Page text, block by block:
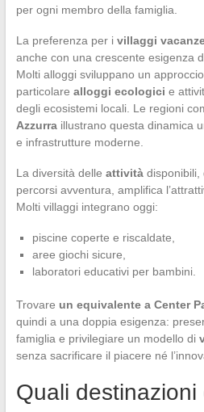
per ogni membro della famiglia.
La preferenza per i villaggi
anche con una crescente esigenza
Molti alloggi sviluppano un
particolare alloggi ecologici e
degli ecosistemi locali. Le regioni
Azzurraillustrano questa dinamica
e infrastrutture moderne.
La diversità delle attivitàdisponibili,
percorsi avventura, amplifica
Molti villaggi integrano oggi:
piscine coperte e riscaldate,
aree giochi sicure,
laboratori educativi per bambini.
Trovare un equivalente a Center
quindi a una doppia esigenza:
famiglia e privilegiare un modello di
senza sacrificare il piacere né
Quali destinazioni